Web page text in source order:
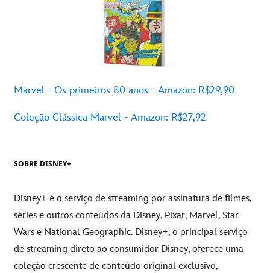
Marvel - Os primeiros 80 anos - Amazon: R$29,90
Coleção Clássica Marvel - Amazon: R$27,92
SOBRE DISNEY+
Disney+ é o serviço de streaming por assinatura de filmes,
séries e outros conteúdos da Disney, Pixar, Marvel, Star
Wars e National Geographic. Disney+, o principal serviço
de streaming direto ao consumidor Disney, oferece uma
coleção crescente de conteúdo original exclusivo,